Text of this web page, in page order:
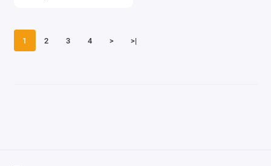
1 2 3 4 > >|